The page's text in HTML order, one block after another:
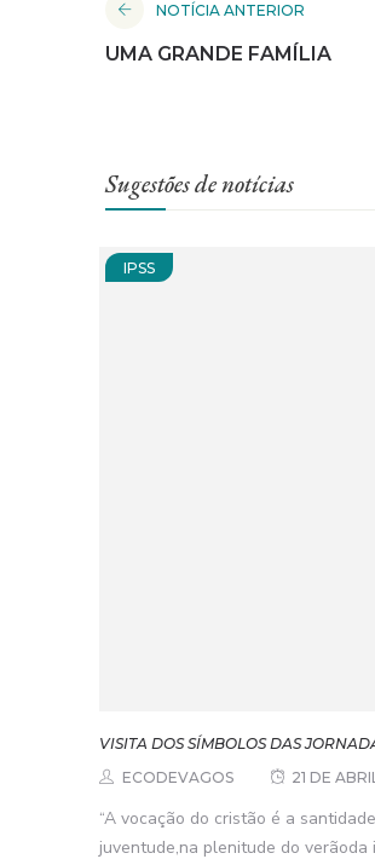
NOTÍCIA ANTERIOR
UMA GRANDE FAMÍLIA
Sugestões de notícias
IPSS
VISITA DOS SÍMBOLOS DAS
ECODEVAGOS
21 DE
“A vocação do cristão é a
juventude,na plenitude do